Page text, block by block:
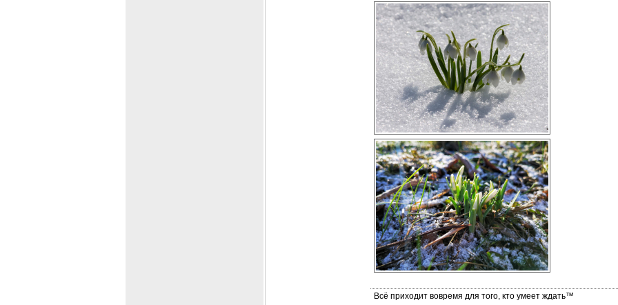
Всё приходит вовремя для того, кто умеет ждать™